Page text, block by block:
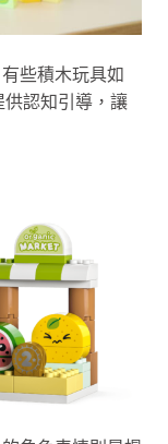
些積木玩具如
供認知引導，讓